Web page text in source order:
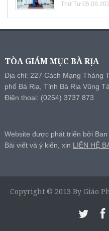
Thứ Tư
TÒA GIÁM MỤC BÀ RỊA
Địa chỉ: 227 Cách Mạng Tháng
phố Bà Rịa, Tỉnh Bà Rịa Vũng
Điện thoại: (0254) 3737 873
Website được phát triển bởi
Bài viết và ý kiến, xin LIÊN HỆ
Copyright © 2013 By Giáo